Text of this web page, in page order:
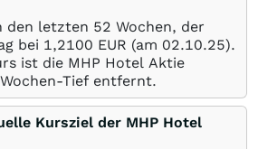
den letzten 52 Wochen, der
bei 1,2100 EUR (am 02.10.25).
ist die MHP Hotel Aktie
Tief entfernt.
Kursziel der MHP Hotel